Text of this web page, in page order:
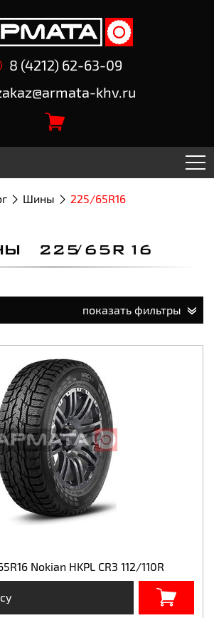
8 (4212) 62-63-09
khv.ru
Шины 225/65R16
225/65R16
показать фильтры
Nokian HKPL CR3 112/110R